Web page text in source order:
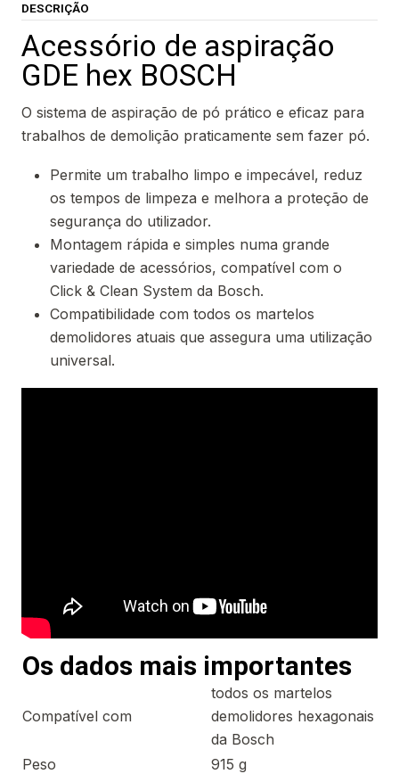
DESCRIÇÃO
Acessório de aspiração
GDE hex BOSCH
O sistema de aspiração de pó prático e eficaz para
trabalhos de demolição praticamente sem fazer pó.
Permite um trabalho limpo e impecável, reduz
os tempos de limpeza e melhora a proteção de
segurança do utilizador.
Montagem rápida e simples numa grande
variedade de acessórios, compatível com o
Click & Clean System da Bosch.
Compatibilidade com todos os martelos
demolidores atuais que assegura uma utilização
universal.
Os dados mais importantes
Compatível com
todos os martelos
demolidores hexagonais
da Bosch
Peso
915 g